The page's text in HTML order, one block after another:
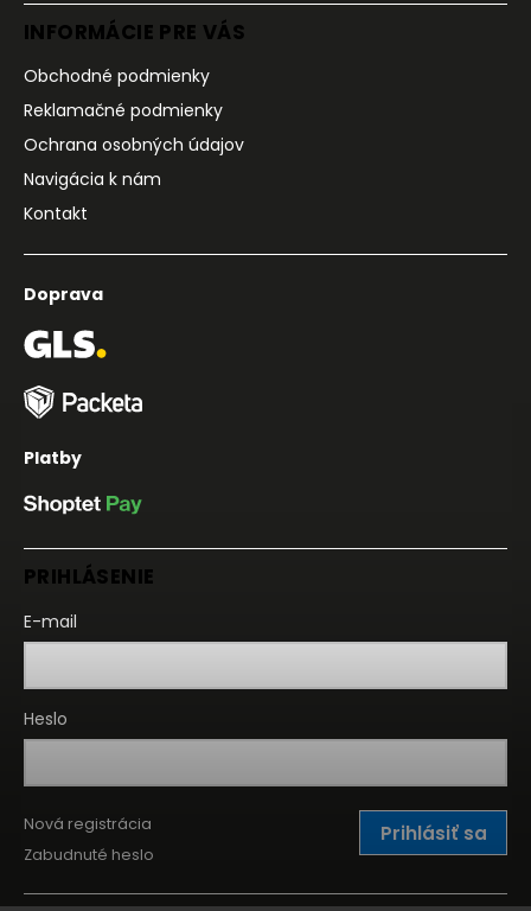
INFORMÁCIE PRE VÁS
Obchodné podmienky
Reklamačné podmienky
Ochrana osobných údajov
Navigácia k nám
Kontakt
Doprava
Platby
PRIHLÁSENIE
E-mail
Heslo
Prihlásiť sa
Nová registrácia
Zabudnuté heslo